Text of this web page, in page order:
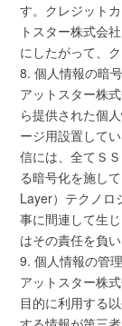
す。クレジット
トスター株式会
にしたがって、
8. 個人情報の暗
アットスター株
ら提供された個
ージ用設置して
信には、全てＳ
る暗号化を施し
Layer）テクノロ
事に間連して生
はその責任を負い
9. 個人情報の管
アットスター株
目的に利用する